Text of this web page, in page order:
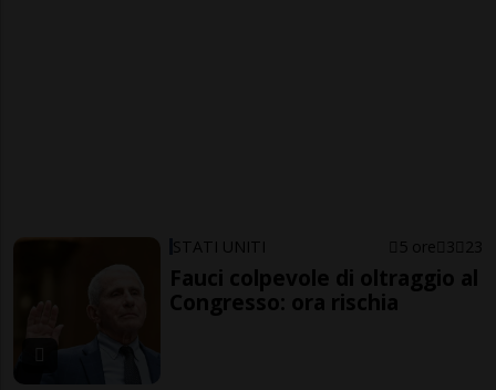
STATI UNITI 5 ore 3 23
Fauci colpevole di oltraggio al
Congresso: ora rischia